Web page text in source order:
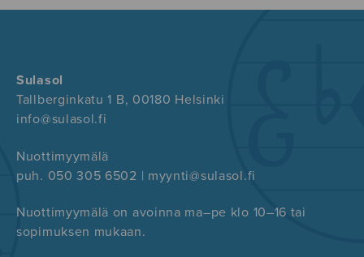
Sulasol
Tallberginkatu 1 B, 00180 Helsinki
info@sulasol.fi
Nuottimyymälä
puh. 050 305 6502 | myynti@sulasol.fi
Nuottimyymälä on avoinna ma–pe klo 10–16 tai
sopimuksen mukaan.